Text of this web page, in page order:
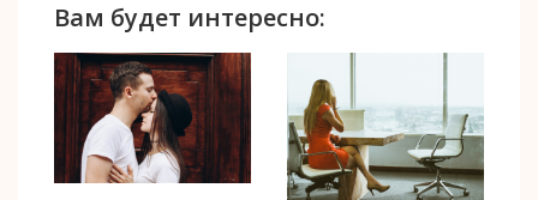
Вам будет интересно: